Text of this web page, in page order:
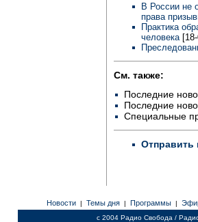
В России не
права
Практика
человека
См. также:
Последние
Последние
Специальные
Отправить
Новости | Темы дня | Программы |
c 2004 Радио Свобода /